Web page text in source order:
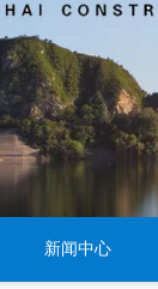
新闻中心